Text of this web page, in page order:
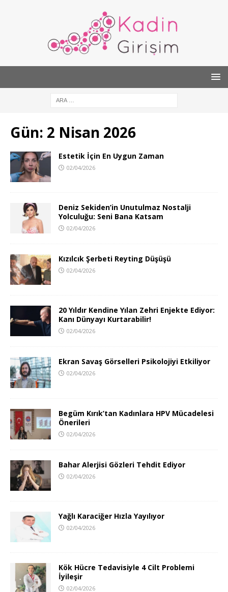
Gün: 2 Nisan 2026
Estetik İçin En Uygun Zaman
02/04/2026
Deniz Sekiden’in Unutulmaz Nostalji
Yolculuğu: Seni Bana Katsam
02/04/2026
Kızılcık Şerbeti Reyting Düşüşü
02/04/2026
20 Yıldır Kendine Yılan Zehri Enjekte Ediyor:
Kanı Dünyayı Kurtarabilir!
02/04/2026
Ekran Savaş Görselleri Psikolojiyi Etkiliyor
02/04/2026
Begüm Kırık’tan Kadınlara HPV Mücadelesi
Önerileri
02/04/2026
Bahar Alerjisi Gözleri Tehdit Ediyor
02/04/2026
Yağlı Karaciğer Hızla Yayılıyor
02/04/2026
Kök Hücre Tedavisiyle 4 Cilt Problemi
İyileşir
02/04/2026